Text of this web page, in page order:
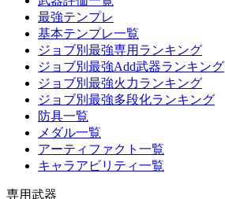
最強テンプレ
基本テンプレ一覧
ジョブ別最強専用ランキング
ジョブ別最強Add武器ランキング
ジョブ別最強火力ランキング
ジョブ別最強多段化ランキング
防具一覧
メダル一覧
アーティファクト一覧
キャラアビリティ一覧
専用武器